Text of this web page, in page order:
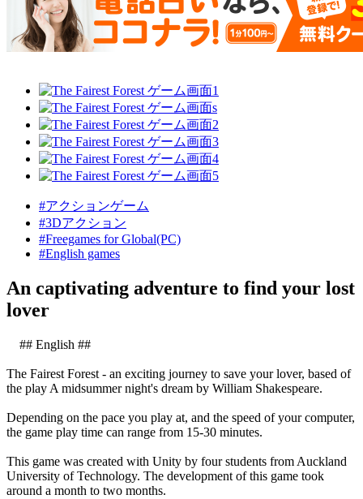
#アクションゲーム
#3Dアクション
#Freegames for Global(PC)
#English games
An captivating adventure to find your lost
lover
## English ##
The Fairest Forest - an exciting journey to save your lover, based of
the play A midsummer night's dream by William Shakespeare.
Depending on the pace you play at, and the speed of your computer,
the game play time can range from 15-30 minutes.
This game was created with Unity by four students from Auckland
University of Technology. The development of this game took
around a month to two months.